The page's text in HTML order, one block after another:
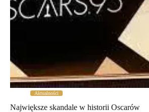
Aktualności
Największe skandale w historii Oscarów